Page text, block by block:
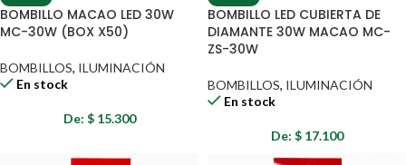
BOMBILLO MACAO LED 30W
MC-30W (BOX X50)
BOMBILLOS, ILUMINACIÓN
En stock
De: $15.300
BOMBILLO LED CUBIERTA DE
DIAMANTE 30W MACAO MC-
ZS-30W
BOMBILLOS, ILUMINACIÓN
En stock
De: $17.100